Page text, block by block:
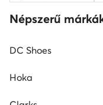
Népszerű
DC Shoes
Hoka